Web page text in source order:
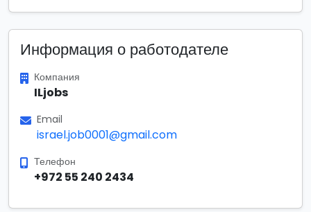
Информация о работодателе
Компания
ILjobs
Email
israel.job0001@gmail.com
Телефон
+972 55 240 2434